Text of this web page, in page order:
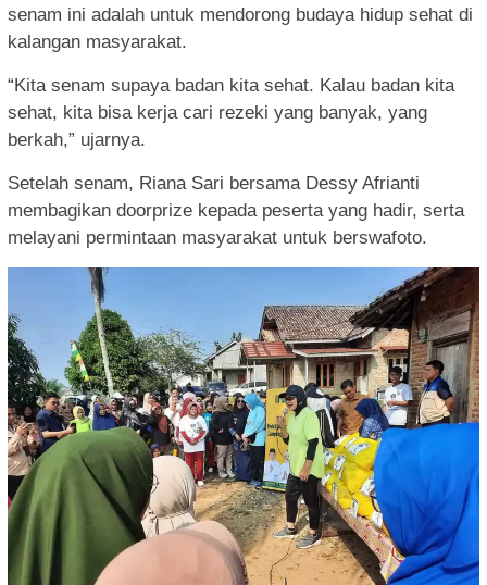
senam ini adalah untuk mendorong budaya hidup sehat di
kalangan masyarakat.
“Kita senam supaya badan kita sehat. Kalau badan kita
sehat, kita bisa kerja cari rezeki yang banyak, yang
berkah,” ujarnya.
Setelah senam, Riana Sari bersama Dessy Afrianti
membagikan doorprize kepada peserta yang hadir, serta
melayani permintaan masyarakat untuk berswafoto.